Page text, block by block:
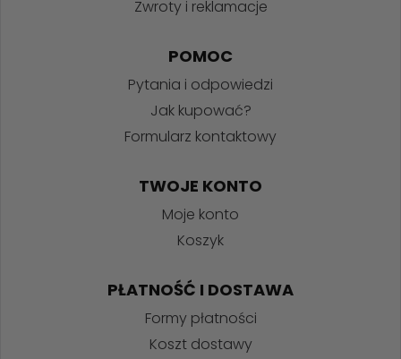
Zwroty i reklamacje
POMOC
Pytania i odpowiedzi
Jak kupować?
Formularz kontaktowy
TWOJE KONTO
Moje konto
Koszyk
PŁATNOŚĆ I DOSTAWA
Formy płatności
Koszt dostawy